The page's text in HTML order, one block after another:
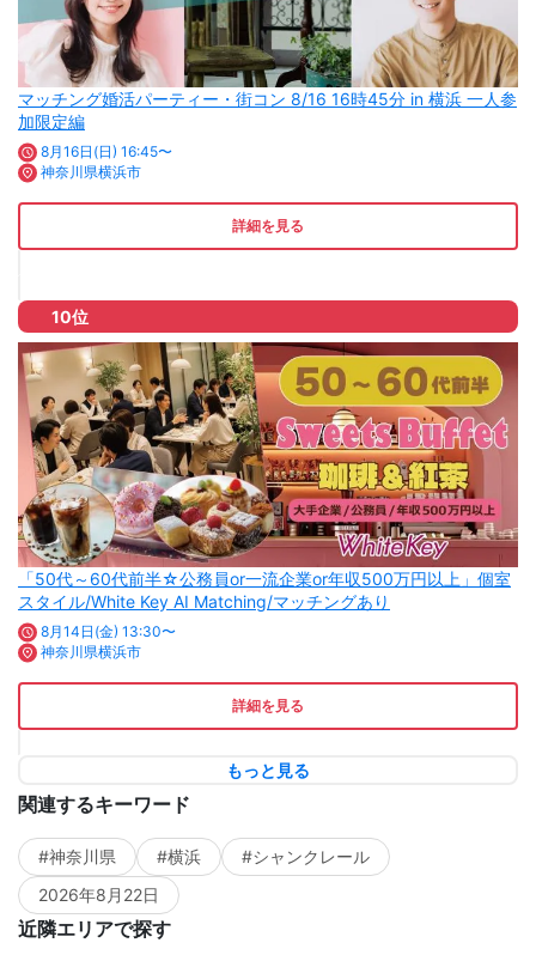
マッチング婚活パーティー・街コン 8/16 16時45分 in 横浜 一人参
加限定編
8月16日(日) 16:45〜
神奈川県横浜市
詳細を見る
10位
「50代～60代前半☆公務員or一流企業or年収500万円以上」個室
スタイル/White Key AI Matching/マッチングあり
8月14日(金) 13:30〜
神奈川県横浜市
詳細を見る
もっと見る
関連するキーワード
#神奈川県 #横浜
#シャンクレール
2026年8月22日
近隣エリアで探す